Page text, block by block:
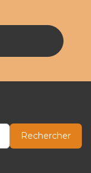
Rechercher